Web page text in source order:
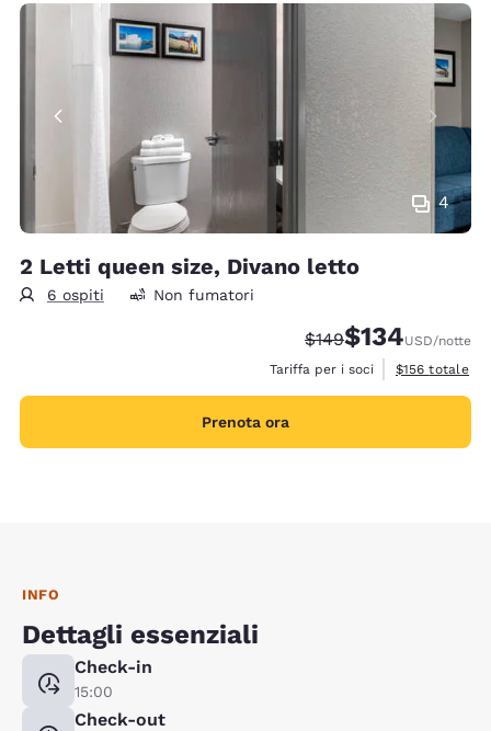
4
2 Letti queen size, Divano letto
6 ospiti Non fumatori
Tariffa di barratura:
$149Tariffa scontata:
$134USD/notte
Tariffa per i soci
Visualizza i
$156 totale
Prenota ora
INFO
Dettagli essenziali
Check-in
15:00
Check-out